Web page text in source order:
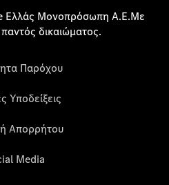
Ελλάς Μονοπρόσωπη Α.Ε.Με
δικαιώματος.
Παρόχου
Υποδείξεις
Απορρήτου
Media